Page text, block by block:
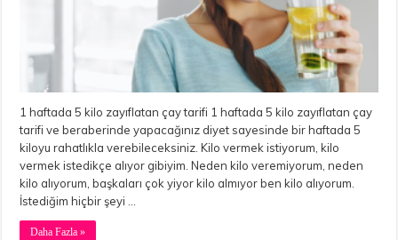
1 haftada 5 kilo zayıflatan çay tarifi 1 haftada 5 kilo zayıflatan çay
tarifi ve beraberinde yapacağınız diyet sayesinde bir haftada 5
kiloyu rahatlıkla verebileceksiniz. Kilo vermek istiyorum, kilo
vermek istedikçe alıyor gibiyim. Neden kilo veremiyorum, neden
kilo alıyorum, başkaları çok yiyor kilo almıyor ben kilo alıyorum.
İstediğim hiçbir şeyi …
Daha Fazla »